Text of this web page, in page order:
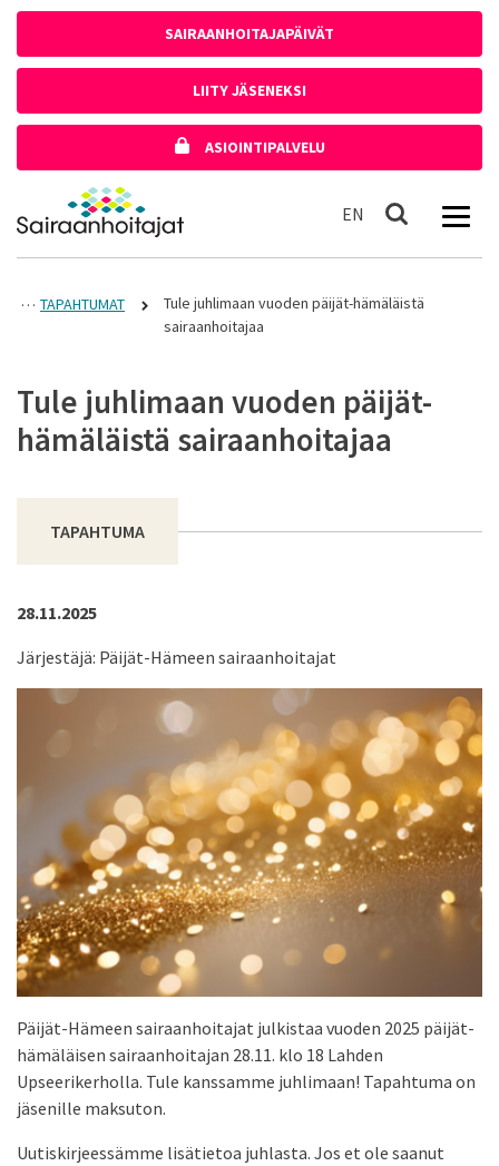
SAIRAANHOITAJAPÄIVÄT
LIITY JÄSENEKSI
ASIOINTIPALVELU
Etusivulle
EN In English
Haku
TAPAHTUMAT
Tule juhlimaan vuoden päijät-hämäläistä
sairaanhoitajaa
Tule juhlimaan vuoden päijät-
hämäläistä sairaanhoitajaa
TAPAHTUMA
28.11.2025
Järjestäjä: Päijät-Hämeen sairaanhoitajat
Päijät-Hämeen sairaanhoitajat julkistaa vuoden 2025 päijät-
hämäläisen sairaanhoitajan 28.11. klo 18 Lahden
Upseerikerholla. Tule kanssamme juhlimaan! Tapahtuma on
jäsenille maksuton.
Uutiskirjeessämme lisätietoa juhlasta. Jos et ole saanut